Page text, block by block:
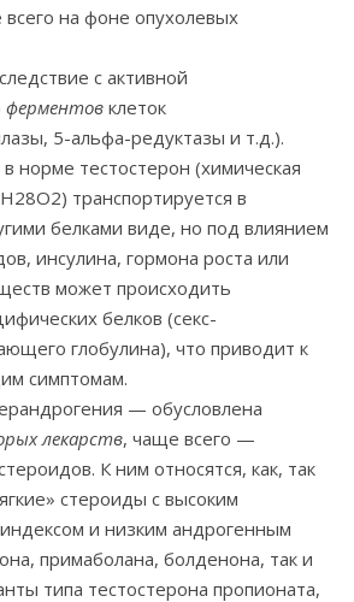
на фоне опухолевых
с активной
ферментов клеток
5-альфа-редуктазы и т.д.).
норме тестостерон (химическая
транспортируется в
белками виде, но под влиянием
инсулина, гормона роста или
может происходить
белков (секс-
глобулина), что приводит к
симптомам.
— обусловлена
лекарств, чаще всего —
К ним относятся, как, так
стероиды с высоким
и низким андрогенным
примаболана, болденона, так и
типа тестостерона пропионата,